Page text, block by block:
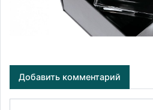
Добавить комментарий